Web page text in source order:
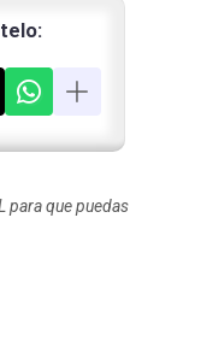
para que puedas